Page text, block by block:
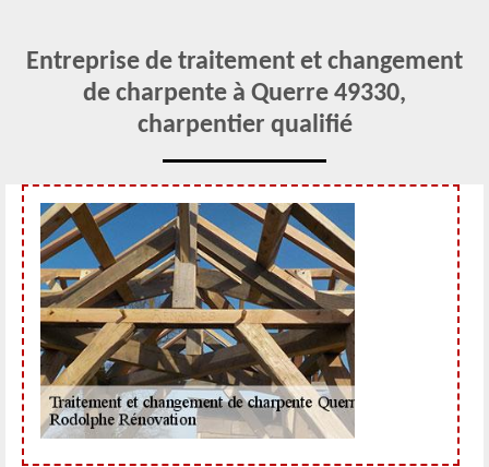
Entreprise de traitement et changement
de charpente à Querre 49330,
charpentier qualifié